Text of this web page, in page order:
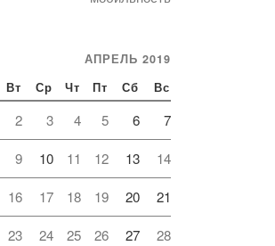
АПРЕЛЬ 2019
Вт Ср Чт Пт Сб Вс
2 3 4 5 6 7
9 10 11 12 13 14
16 17 18 19 20 21
23 24 25 26 27 28